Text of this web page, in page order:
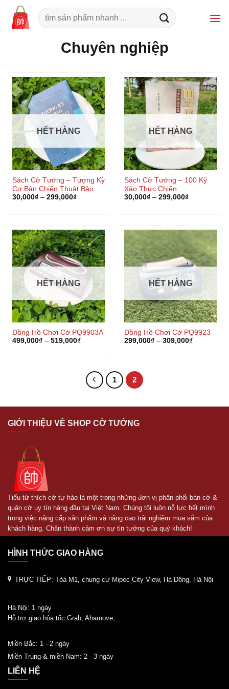
qua
Tìm
kiếm:
Chuyên nghiệp
HẾT HÀNG
Sách Cờ Tướng – Tượng Kỳ
Cơ Bản Chiến Thuật Bảo
Điển
30,000₫– 299,000₫
HẾT HÀNG
Sách Cờ Tướng – 100 Kỹ
Xảo Thực Chiến
30,000₫– 299,000₫
HẾT HÀNG
Đồng Hồ Chơi Cờ PQ9903A
499,000₫– 519,000₫
HẾT HÀNG
Đồng Hồ Chơi Cờ PQ9923
299,000₫– 309,000₫
1 2
GIỚI THIỆU VỀ SHOP CỜ TƯỚNG
Tiểu tử thích cờ tự hào là một trong những đơn vị phân phối bàn cờ &
quân cờ uy tín hàng đầu tại Việt Nam. Chúng tôi luôn nỗ lực hết mình
trong việc nâng cấp sản phẩm và nâng cao trải nghiệm mua sắm của
khách hàng. Chân thành cảm ơn sự tin tưởng của quý khách!
HÌNH THỨC GIAO HÀNG
TRỰC TIẾP: Tòa M1, chung cư Mipec City View, Hà Đông, Hà Nội
Hà Nội: 1 ngày
Hỗ trợ giao hỏa tốc Grab, Ahamove, ...
Miền Bắc: 1 - 2 ngày
Miền Trung & miền Nam: 2 - 3 ngày
LIÊN HỆ